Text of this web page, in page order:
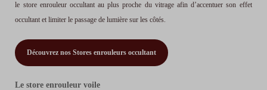
le store enrouleur occultant au plus proche du vitrage afin d’accentuer son effet
occultant et limiter le passage de lumière sur les côtés.
Découvrez nos Stores enrouleurs occultant
Le store enrouleur voile